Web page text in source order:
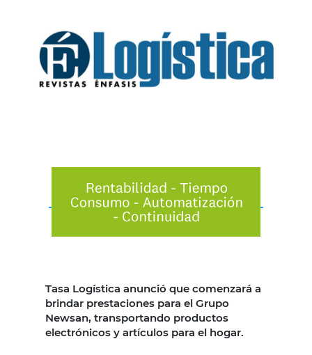
Tasa Logística anunció que comenzará a
brindar prestaciones para el Grupo
Newsan, transportando productos
electrónicos y artículos para el hogar.